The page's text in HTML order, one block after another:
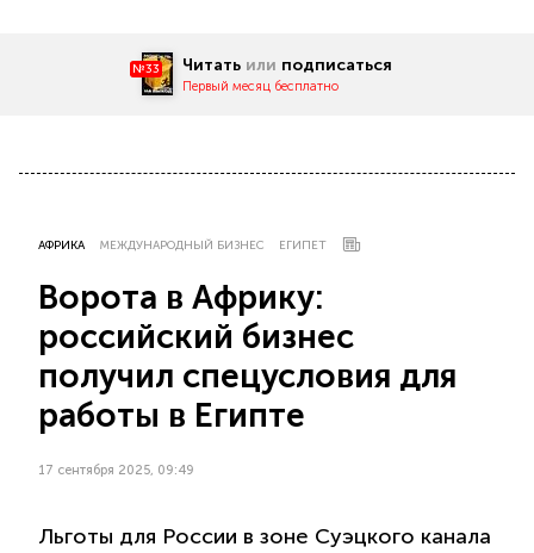
№33 Читать или подписаться
Первый месяц бесплатно
АФРИКА МЕЖДУНАРОДНЫЙ БИЗНЕС ЕГИПЕТ
Ворота в Африку:
российский бизнес
получил спецусловия для
работы в Египте
17 сентября 2025, 09:49
Льготы для России в зоне Суэцкого канала